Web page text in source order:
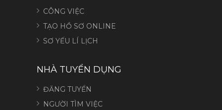
CÔNG VIỆC
TẠO HỒ SƠ ONLINE
SƠ YẾU LÍ LỊCH
NHÀ TUYỂN DỤNG
ĐĂNG TUYỂN
NGƯỜI TÌM VIỆC